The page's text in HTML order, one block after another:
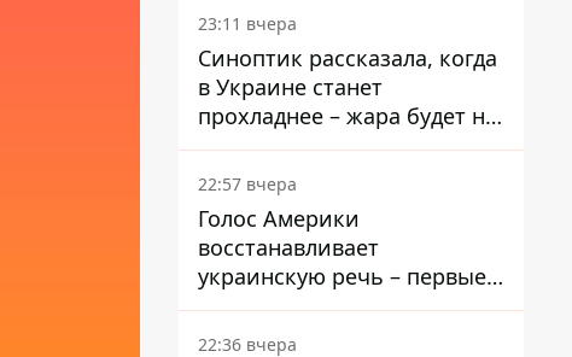
23:11 вчера
Синоптик рассказала, когда
в Украине станет
прохладнее – жара будет не
долго
22:57 вчера
Голос Америки
восстанавливает
украинскую речь – первые
эфиры ожидаются на
следующей неделе
22:36 вчера